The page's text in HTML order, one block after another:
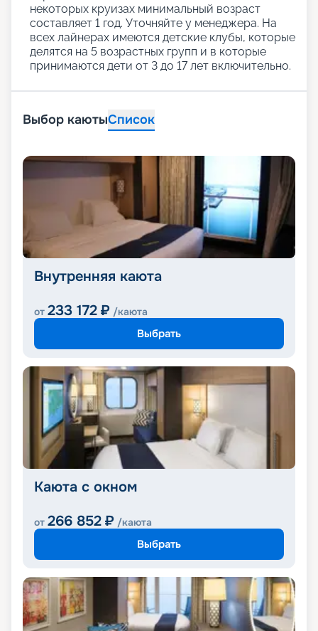
некоторых круизах минимальный возраст
составляет 1 год. Уточняйте у менеджера. На
всех лайнерах имеются детские клубы, которые
делятся на 5 возрастных групп и в которые
принимаются дети от 3 до 17 лет включительно.
Выбор каютыСписок
Внутренняя каюта
от 233 172 ₽ /каюта
Выбрать
Каюта с окном
от 266 852 ₽ /каюта
Выбрать